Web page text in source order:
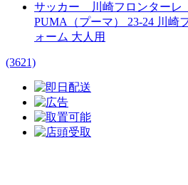
サッカー 川崎フロンター
PUMA（プーマ） 23-24 川崎
ォーム 大人用
(3621)